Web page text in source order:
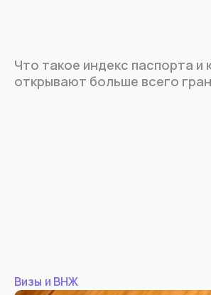
Что такое индекс паспорта и
открывают больше всего
Визы и ВНЖ